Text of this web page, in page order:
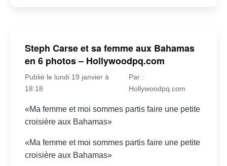
Steph Carse et sa femme aux Bahamas
en 6 photos – Hollywoodpq.com
Publié le lundi 19 janvier à
18:18
Par :
Hollywoodpq.com
«Ma femme et moi sommes partis faire une petite
croisière aux Bahamas»
«Ma femme et moi sommes partis faire une petite
croisière aux Bahamas»